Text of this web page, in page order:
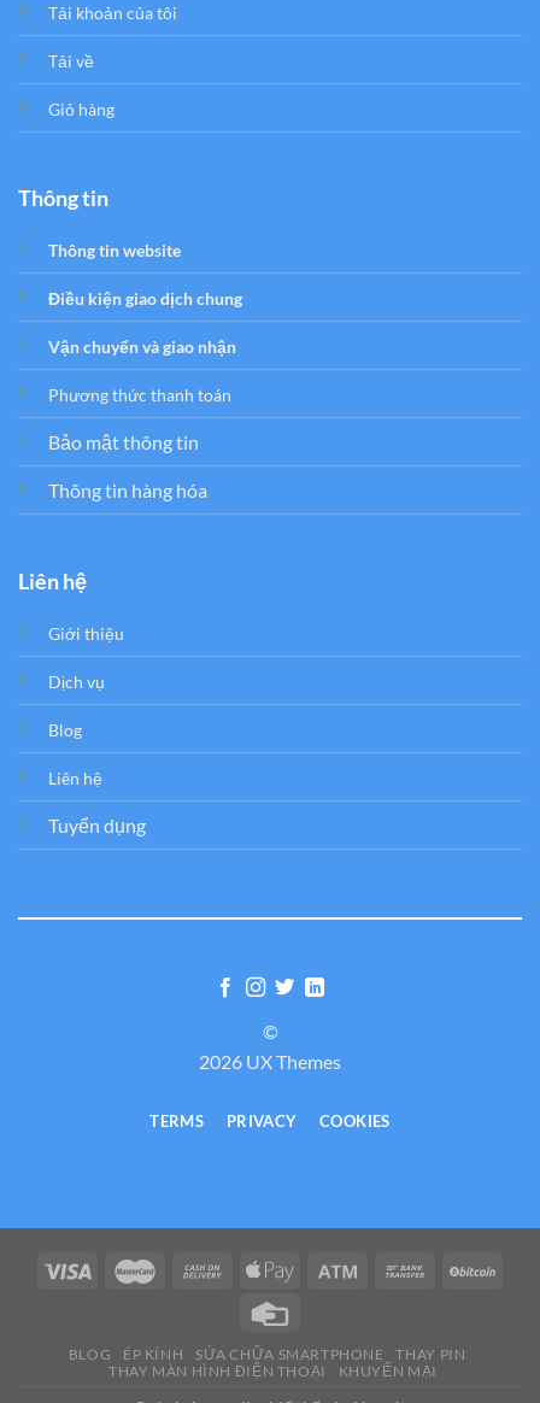
Tải khoản của tôi
Tải về
Giỏ hàng
Thông tin
Thông tin website
Điều kiện giao dịch chung
Vận chuyển và giao nhận
Phương thức thanh toán
Bảo mật thông tin
Thông tin hàng hóa
Liên hệ
Giới thiệu
Dịch vụ
Blog
Liên hệ
Tuyển dụng
©
2026 UX Themes
TERMS PRIVACY COOKIES
BLOG ÉP KÍNH SỬA CHỮA SMARTPHONE
THAY PIN
THAY MÀN HÌNH ĐIỆN THOẠI
KHUYẾN MẠI